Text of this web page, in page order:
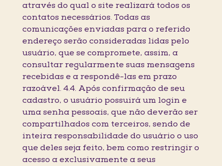
através do qual o site realizará todos os
contatos necessários. Todas as
comunicações enviadas para o referido
endereço serão consideradas lidas pelo
usuário, que se compromete, assim, a
consultar regularmente suas mensagens
recebidas e a respondê-las em prazo
razoável. 4.4. Após confirmação de seu
cadastro, o usuário possuirá um login e
uma senha pessoais, que não deverão ser
compartilhados com terceiros, sendo de
inteira responsabilidade do usuário o uso
que deles seja feito, bem como restringir o
acesso a exclusivamente a seus